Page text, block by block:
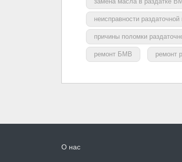
неисправности
причины поломки
ремонт БМВ ремонт
О нас